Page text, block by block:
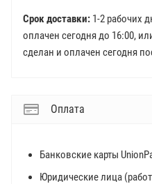
Срок доставки: 1-2 рабочих
оплачен сегодня до 16:00,
сделан и оплачен сегодня
Оплата
Банковские карты
Юридические лица